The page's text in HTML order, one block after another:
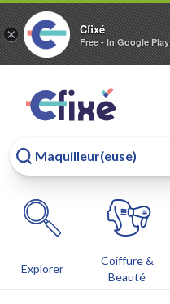
× Cfixé
Free - In Google Play
Explorer
Coiffure &
Beauté